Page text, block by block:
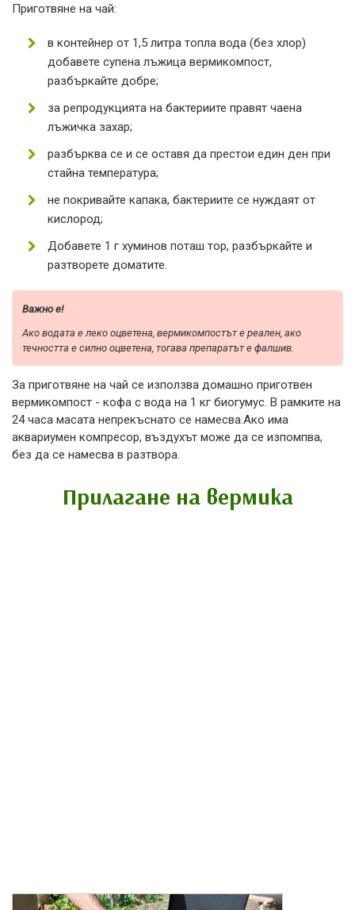
Приготвяне на чай:
в контейнер от 1,5 литра топла вода (без хлор)
добавете супена лъжица вермикомпост,
разбъркайте добре;
за репродукцията на бактериите правят чаена
лъжичка захар;
разбърква се и се оставя да престои един ден при
стайна температура;
не покривайте капака, бактериите се нуждаят от
кислород;
Добавете 1 г хуминов поташ тор, разбъркайте и
разтворете доматите.
Важно е!
Ако водата е леко оцветена, вермикомпостът е реален, ако
течността е силно оцветена, тогава препаратът е фалшив.
За приготвяне на чай се използва домашно приготвен
вермикомпост - кофа с вода на 1 кг биогумус. В рамките на
24 часа масата непрекъснато се намесва.Ако има
аквариумен компресор, въздухът може да се изпомпва,
без да се намесва в разтвора.
Прилагане на вермика